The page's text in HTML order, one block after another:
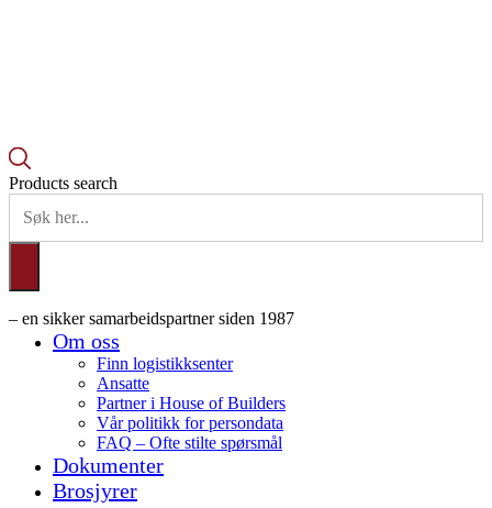
Products search
– en sikker samarbeidspartner siden 1987
Om oss
Finn logistikksenter
Ansatte
Partner i House of Builders
Vår politikk for persondata
FAQ – Ofte stilte spørsmål
Dokumenter
Brosjyrer